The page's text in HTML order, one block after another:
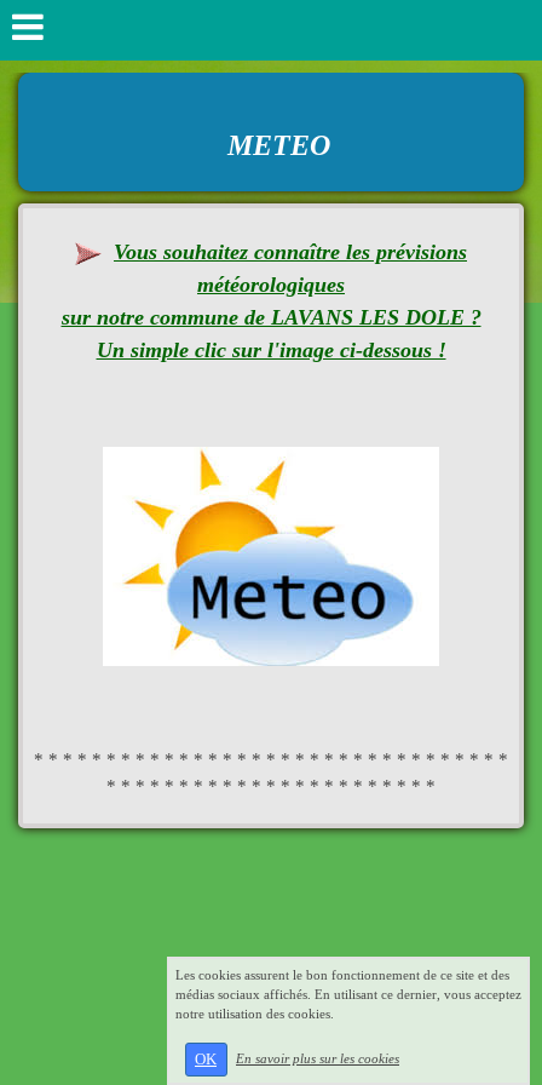
METEO
Vous souhaitez connaître les prévisions
météorologiques
sur notre commune de LAVANS LES DOLE ?
Un simple clic sur l'image ci-dessous !
* * * * * * * * * * * * * * * * * * * * * * * * * * * * * * * * *
* * * * * * * * * * * * * * * * * * * * * * *
Les cookies assurent le bon fonctionnement de ce site et des
médias sociaux affichés. En utilisant ce dernier, vous acceptez
notre utilisation des cookies.
OK En savoir plus sur les cookies